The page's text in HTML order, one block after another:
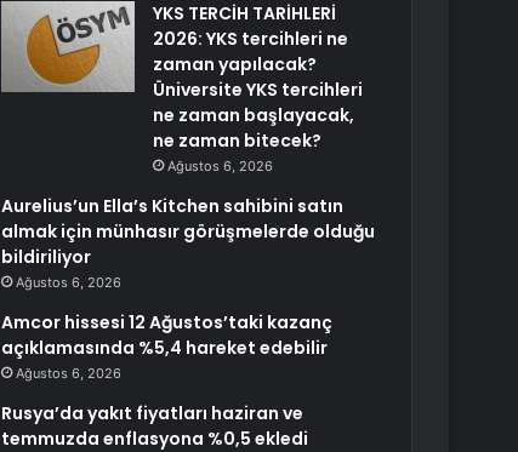
YKS TERCİH TARİHLERİ
2026: YKS tercihleri ne
zaman yapılacak?
Üniversite YKS tercihleri
ne zaman başlayacak,
ne zaman bitecek?
Ağustos 6, 2026
Aurelius’un Ella’s Kitchen sahibini satın
almak için münhasır görüşmelerde olduğu
bildiriliyor
Ağustos 6, 2026
Amcor hissesi 12 Ağustos’taki kazanç
açıklamasında %5,4 hareket edebilir
Ağustos 6, 2026
Rusya’da yakıt fiyatları haziran ve
temmuzda enflasyona %0,5 ekledi